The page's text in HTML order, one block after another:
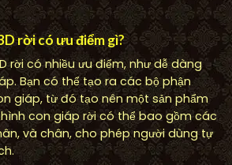
rời có ưu điểm gì?
rời có nhiều ưu điểm, như dễ dàng
Bạn có thể tạo ra các bộ phận
giáp, từ đó tạo nên một sản phẩm
con giáp rời có thể bao gồm các
và chân, cho phép người dùng tự